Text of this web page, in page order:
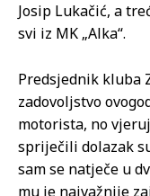
Josip Lukačić, a
svi iz MK „Alka“.
Predsjednik kluba
zadovoljstvo
motorista, no
spriječili dolazak
sam se natječe u
mu je najvažnije